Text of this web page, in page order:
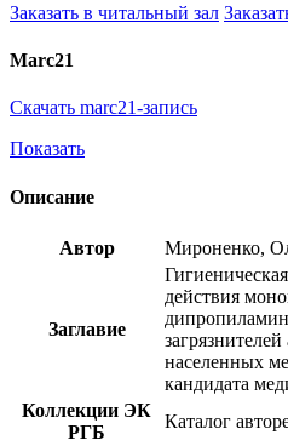
Заказать в читальный зал
Marc21
Скачать marc21-запись
Показать
Описание
Автор Мироненко,
Заглавие
действия
населенных
кандидата
Коллекции ЭК
РГБ
Каталог